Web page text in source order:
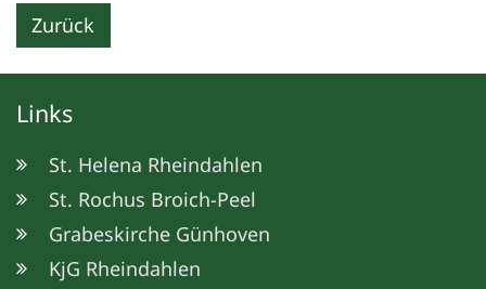
Zurück
Links
St. Helena Rheindahlen
St. Rochus Broich-Peel
Grabeskirche Günhoven
KjG Rheindahlen